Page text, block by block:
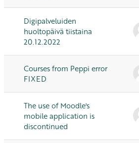
Digipalveluiden
huoltopäivä tiistaina
20.12.2022
Courses from Peppi error
FIXED
The use of Moodle's
mobile application is
discontinued